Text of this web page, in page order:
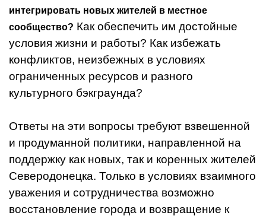
интегрировать новых жителей в местное
сообщество? Как обеспечить им достойные
условия жизни и работы? Как избежать
конфликтов, неизбежных в условиях
ограниченных ресурсов и разного
культурного бэкграунда?
Ответы на эти вопросы требуют взвешенной
и продуманной политики, направленной на
поддержку как новых, так и коренных жителей
Северодонецка. Только в условиях взаимного
уважения и сотрудничества возможно
восстановление города и возвращение к